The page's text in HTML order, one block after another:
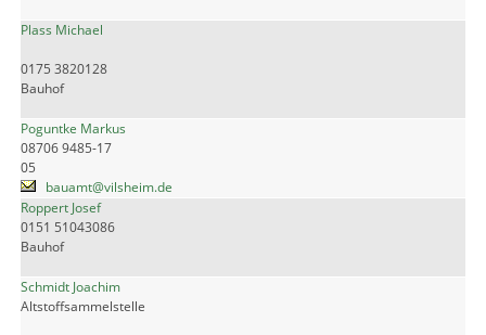
Plass Michael
0175 3820128
Bauhof
Poguntke Markus
08706 9485-17
05
bauamt@vilsheim.de
Roppert Josef
0151 51043086
Bauhof
Schmidt Joachim
Altstoffsammelstelle